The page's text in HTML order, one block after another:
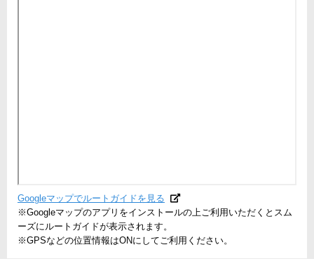
Googleマップでルートガイドを見る
※Googleマップのアプリをインストールの上ご利用いただくとスム
ーズにルートガイドが表示されます。
※GPSなどの位置情報はONにしてご利用ください。